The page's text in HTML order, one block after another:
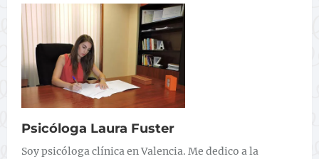
Psicóloga Laura Fuster
Soy psicóloga clínica en Valencia. Me dedico a la